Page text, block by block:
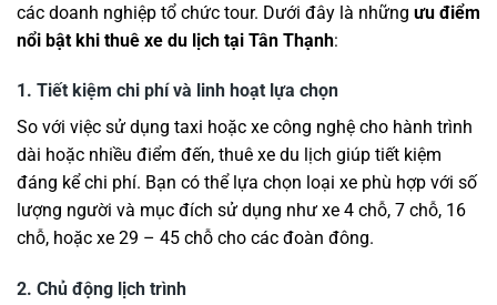
các doanh nghiệp tổ chức tour. Dưới đây là những ưu điểm
nổi bật khi thuê xe du lịch tại Tân Thạnh:
1. Tiết kiệm chi phí và linh hoạt lựa chọn
So với việc sử dụng taxi hoặc xe công nghệ cho hành trình
dài hoặc nhiều điểm đến, thuê xe du lịch giúp tiết kiệm
đáng kể chi phí. Bạn có thể lựa chọn loại xe phù hợp với số
lượng người và mục đích sử dụng như xe 4 chỗ, 7 chỗ, 16
chỗ, hoặc xe 29 – 45 chỗ cho các đoàn đông.
2. Chủ động lịch trình